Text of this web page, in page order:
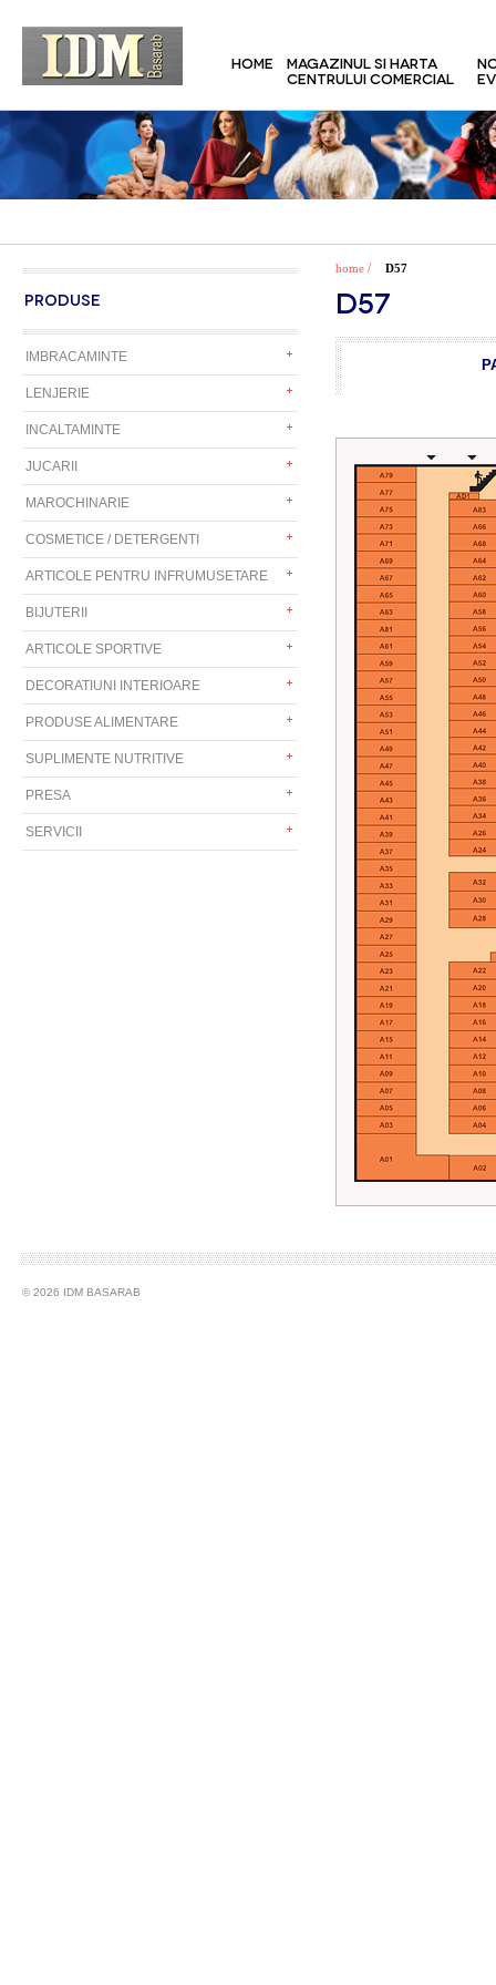
HOME
MAGAZINUL SI HARTA
CENTRULUI COMERCIAL
PRODUSE
IMBRACAMINTE
LENJERIE
INCALTAMINTE
JUCARII
MAROCHINARIE
COSMETICE / DETERGENTI
ARTICOLE PENTRU INFRUMUSETARE
BIJUTERII
ARTICOLE SPORTIVE
DECORATIUNI INTERIOARE
PRODUSE ALIMENTARE
SUPLIMENTE NUTRITIVE
PRESA
SERVICII
home / D57
D57
© 2026 IDM BASARAB